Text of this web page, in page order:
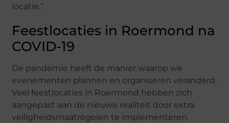
locatie.”
Feestlocaties in Roermond na
COVID-19
De pandemie heeft de manier waarop we
evenementen plannen en organiseren veranderd.
Veel feestlocaties in Roermond hebben zich
aangepast aan de nieuwe realiteit door extra
veiligheidsmaatregelen te implementeren.